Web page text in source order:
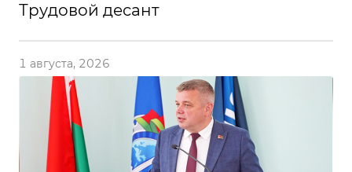
Трудовой десант
1 августа, 2026